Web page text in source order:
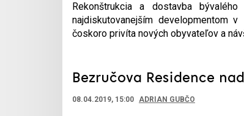
Rekonštrukcia a dostavba
najdiskutovanejším developmentom
čoskoro privíta nových obyvateľov a
Bezručova Residence
08.04.2019, 15:00 ADRIAN GUBČO